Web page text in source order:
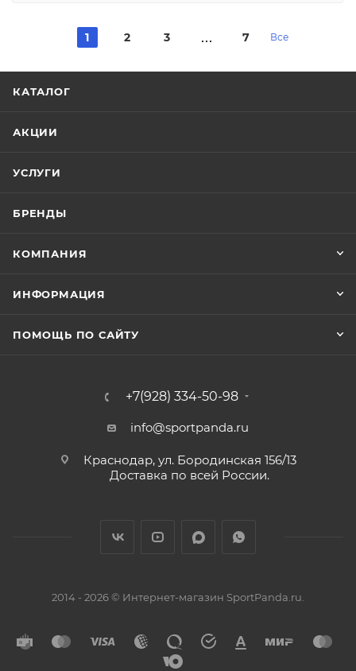
1 2 3 7 Все
КАТАЛОГ
АКЦИИ
УСЛУГИ
БРЕНДЫ
КОМПАНИЯ
ИНФОРМАЦИЯ
ПОМОЩЬ ПО САЙТУ
+7(928) 334-50-98
info@sportpanda.ru
Краснодар, ул. Бородинская 156/13
Доставка по всей России.
2014 - 2026 © Интернет-магазин SportPanda.ru.